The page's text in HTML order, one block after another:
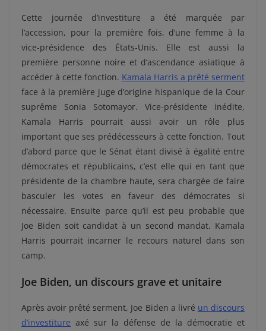
Cette journée d’investiture a été marquée par
l’accession, pour la première fois, d’une femme à la
vice-présidence des États-Unis. Elle est aussi la
première personne noire et d’ascendance asiatique à
accéder à cette fonction. Kamala Harris a prêté serment
face à la première juge d’origine hispanique de la Cour
suprême Sonia Sotomayor. Vice-présidente inédite,
Kamala Harris pourrait aussi avoir un rôle plus
important que ses prédécesseurs à cette fonction. Tout
d’abord parce que le Sénat étant divisé à égalité entre
démocrates et républicains, c’est elle qui en tant que
présidente de la chambre haute, sera chargée de faire
basculer les votes en faveur des démocrates si
nécessaire. Ensuite parce qu’il est peu probable que
Joe Biden soit candidat à un second mandat. Kamala
Harris pourrait incarner le recours naturel dans son
camp.
Joe Biden, un discours grave et unitaire
Après avoir prêté serment, Joe Biden a livré un discours
d’investiture axé sur la défense de la démocratie et